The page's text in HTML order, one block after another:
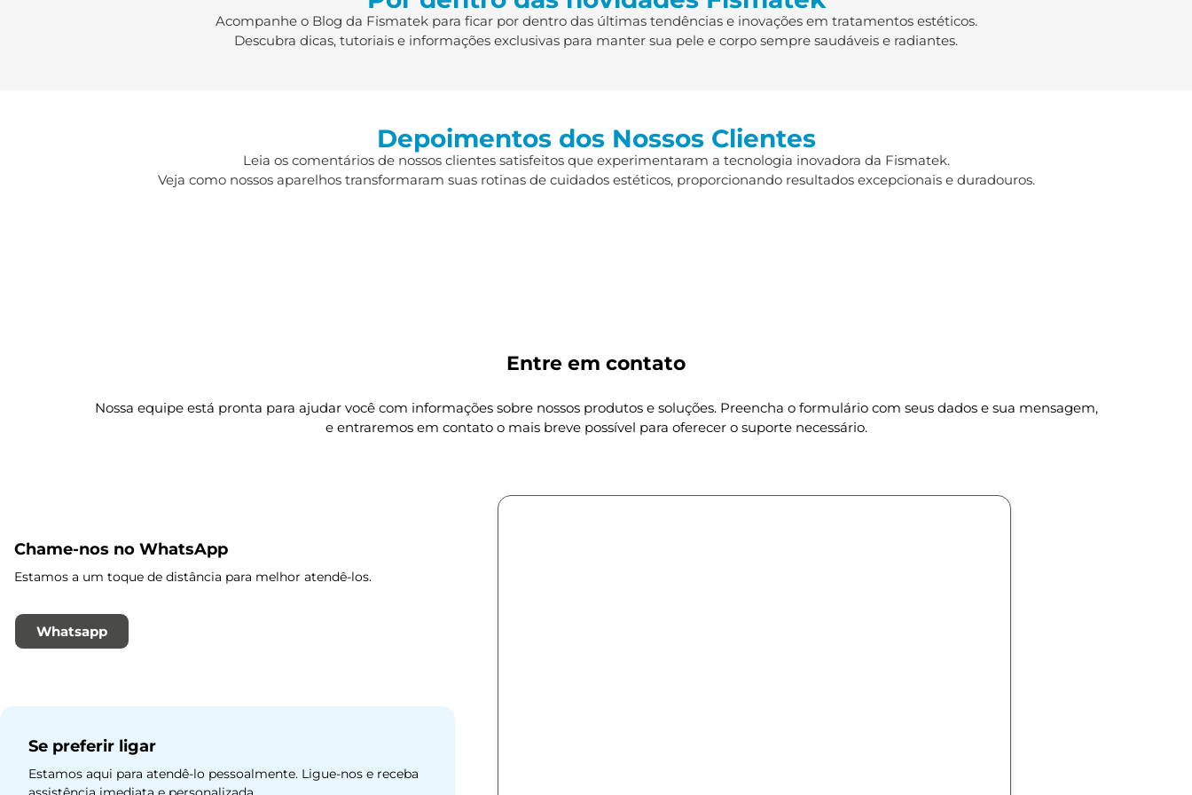
Acompanhe o Blog da Fismatek para ficar por dentro das últimas tendências e inovações em tratamentos estéticos.
Descubra dicas, tutoriais e informações exclusivas para manter sua pele e corpo sempre saudáveis e radiantes.
Depoimentos dos Nossos Clientes
Leia os comentários de nossos clientes satisfeitos que experimentaram a tecnologia inovadora da Fismatek.
Veja como nossos aparelhos transformaram suas rotinas de cuidados estéticos, proporcionando resultados excepcionais e duradouros.
Entre em contato
Nossa equipe está pronta para ajudar você com informações sobre nossos produtos e soluções. Preencha o formulário com seus dados e sua mensagem,
e entraremos em contato o mais breve possível para oferecer o suporte necessário.
Chame-nos no WhatsApp
Estamos a um toque de distância para melhor atendê-los.
Whatsapp
Se preferir ligar
Estamos aqui para atendê-lo pessoalmente. Ligue-nos e receba